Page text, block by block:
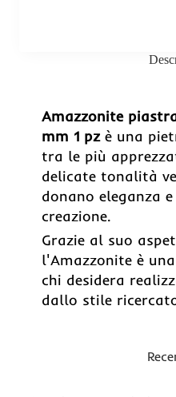
Amazzonite
mm 1 pzè una
tra le più
delicate tonalità
donano eleganza
creazione.
Grazie al suo
l'Amazzonite è
chi desidera
dallo stile